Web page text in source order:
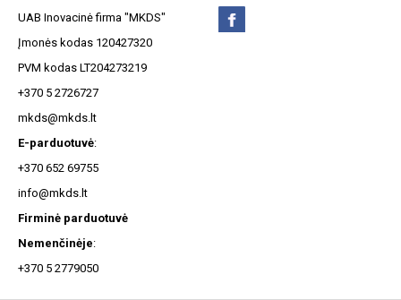
UAB Inovacinė firma "MKDS"
Įmonės kodas 120427320
PVM kodas LT204273219
+370 5 2726727
mkds@mkds.lt
E-parduotuvė:
+370 652 69755
info@mkds.lt
Firminė parduotuvė
Nemenčinėje:
+370 5 2779050